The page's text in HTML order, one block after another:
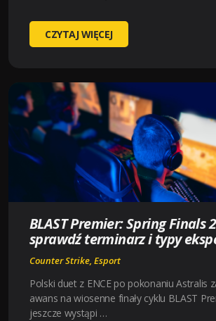
POZNAJ
WYŚCIGI
THE
EPSOM
DERBY!
CZYTAJ WIĘCEJ
BLAST Premier: Spring Finals
sprawdź terminarz i typy
Counter Strike Esport
Polski duet z ENCE po pokonaniu Astralis
awans na wiosenne finały cyklu BLAST
jeszcze wystąpi …